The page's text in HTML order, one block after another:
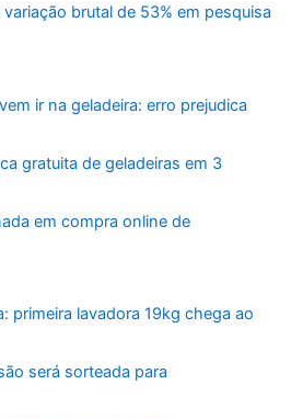
brutal de 53% em pesquisa
ir na geladeira: erro prejudica
gratuita de geladeiras em 3
em compra online de
primeira lavadora 19kg chega ao
será sorteada para